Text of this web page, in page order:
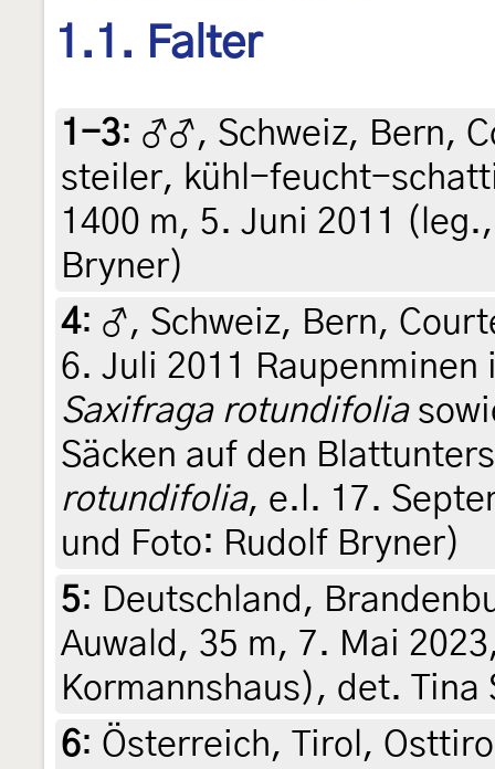
1.1. Falter
1-3: ♂♂, Schweiz, Bern,
steiler, kühl-feucht-
1400 m, 5. Juni 2011
Bryner)
4: ♂, Schweiz, Bern,
6. Juli 2011 Raupenminen
Saxifraga rotundifolia
Säcken auf den
rotundifolia, e.l. 17.
und Foto: Rudolf Bryner)
5: Deutschland,
Auwald, 35 m, 7. Mai
Kormannshaus), det. Tina
6: Österreich, Tirol,